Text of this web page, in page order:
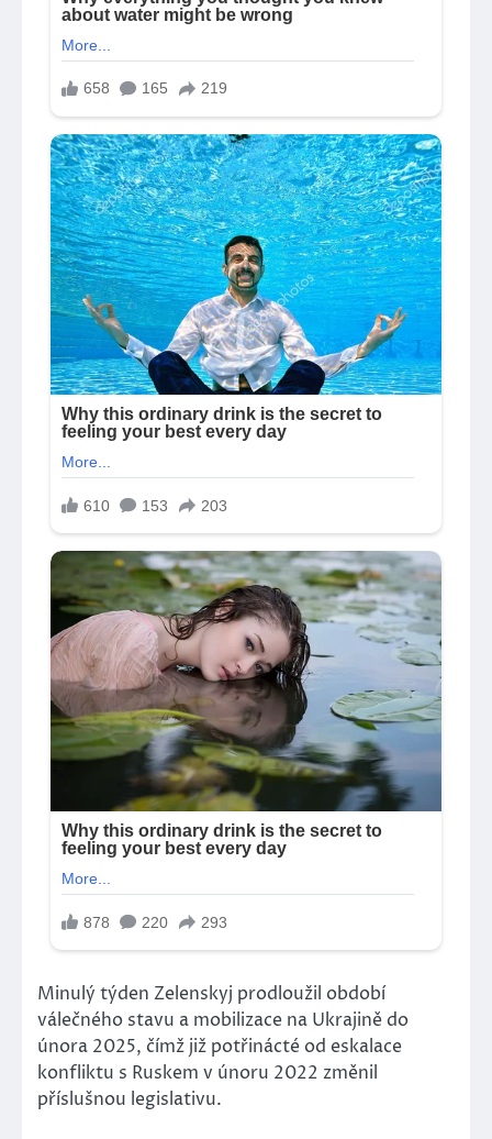
Minulý týden Zelenskyj prodloužil období
válečného stavu a mobilizace na Ukrajině do
února 2025, čímž již potřinácté od eskalace
konfliktu s Ruskem v únoru 2022 změnil
příslušnou legislativu.